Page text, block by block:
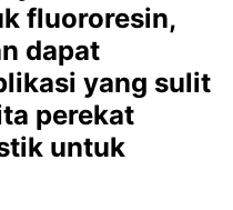
fluororesin,
dapat
yang sulit
perekat
untuk